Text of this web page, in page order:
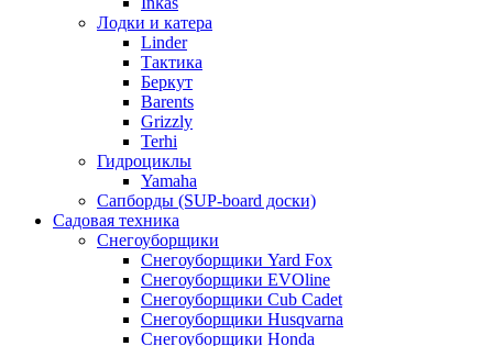
Лодки и катера
Linder
Тактика
Беркут
Barents
Grizzly
Terhi
Гидроциклы
Yamaha
Сапборды (SUP-board доски)
Садовая техника
Снегоуборщики
Снегоуборщики Yard Fox
Снегоуборщики EVOline
Снегоуборщики Cub Cadet
Снегоуборщики Husqvarna
Снегоуборщики Honda